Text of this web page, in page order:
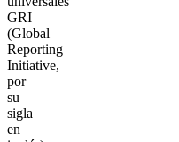
GRI
(Global
Reporting
Initiative,
por
su
sigla
en